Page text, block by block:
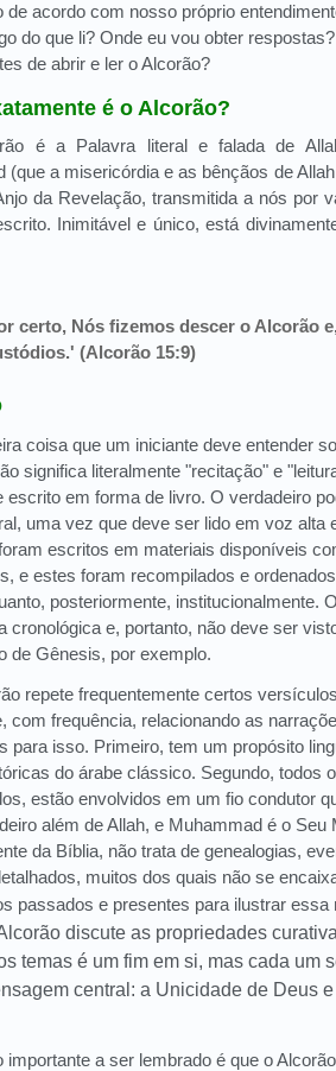
de acordo com nosso próprio
do que li? Onde eu vou obter
de abrir e ler o Alcorão?
é o Alcorão?
é a Palavra literal e falada de
(que a misericórdia e as bênçãos de
da Revelação, transmitida a nós por
Inimitável e único, está
certo, Nós fizemos descer o Alcorão
(Alcorão 15:9)
coisa que um iniciante deve entender
significa literalmente "recitação" e
escrito em forma de livro. O verdadeiro
uma vez que deve ser lido em voz alta
escritos em materiais disponíveis
e estes foram recompilados e
posteriormente, institucionalmente.
cronológica e, portanto, não deve ser
de Gênesis, por exemplo.
repete frequentemente certos
com frequência, relacionando as
para isso. Primeiro, tem um propósito
do árabe clássico. Segundo, todos
estão envolvidos em um fio condutor
além de Allah, e Muhammad é o Seu
da Bíblia, não trata de genealogias,
muitos dos quais não se
passados ​​e presentes para ilustrar essa
discute as propriedades
temas é um fim em si, mas cada um
central: a Unicidade de Deus
importante a ser lembrado é que o